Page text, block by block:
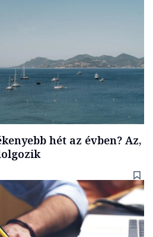
hét az évben? Az,